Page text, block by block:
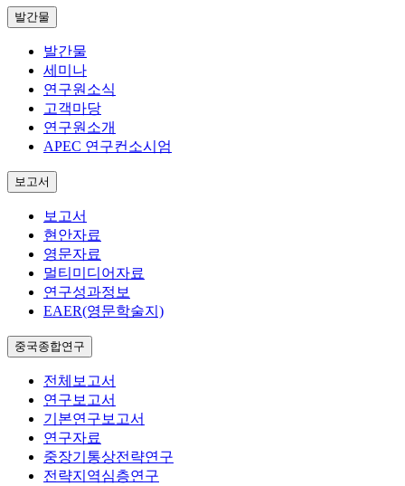
발간물
발간물
세미나
연구원소식
고객마당
연구원소개
APEC 연구컨소시엄
보고서
보고서
현안자료
영문자료
멀티미디어자료
연구성과정보
EAER(영문학술지)
중국종합연구
전체보고서
연구보고서
기본연구보고서
연구자료
중장기통상전략연구
전략지역심층연구